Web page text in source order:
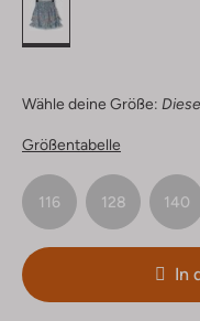
Wähle deine Größe:
Größentabelle
116 128 140
In